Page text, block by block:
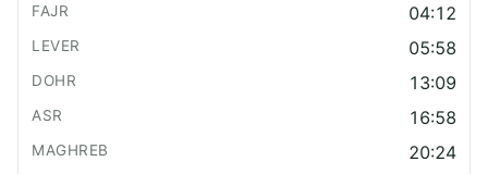
04:12
05:58
13:09
16:58
20:24